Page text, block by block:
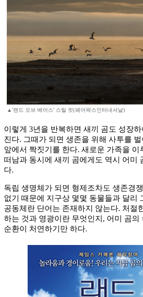
▲'랜드 오브 베어스' 스틸 컷(페어팍스인터내셔날)
이렇게 3년을 반복하면 새끼 곰도 성장
진다. 그때가 되면 생존을 위해 사투를
앞에서 짝짓기를 한다. 새로운 가족을 이
떠남과 동시에 새끼 곰에게도 역시 어미
다.
독립 생명체가 되면 형제조차도 생존경
없기 때문에 지구상 몇몇 동물들과 달리
공동체란 단어는 존재하지 않는다. 처절
하는 것과 영광이란 무엇인지, 어미 곰의
순환이 처연하기만 하다.